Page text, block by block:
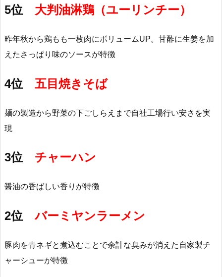
5位 大判油淋鶏（ユーリンチー）
昨年秋から鶏もも一枚肉にボリュームUP。甘酢に生姜を加
えたさっぱり味のソースが特徴
4位 五目焼きそば
麺の製造から野菜の下ごしらえまで自社工場行い安さを実
現
3位 チャーハン
醤油の香ばしい香りが特徴
2位バーミヤンラーメン
豚肉を青ネギと煮込むことで余計な臭みが消えた自家製チ
ャーシューが特徴